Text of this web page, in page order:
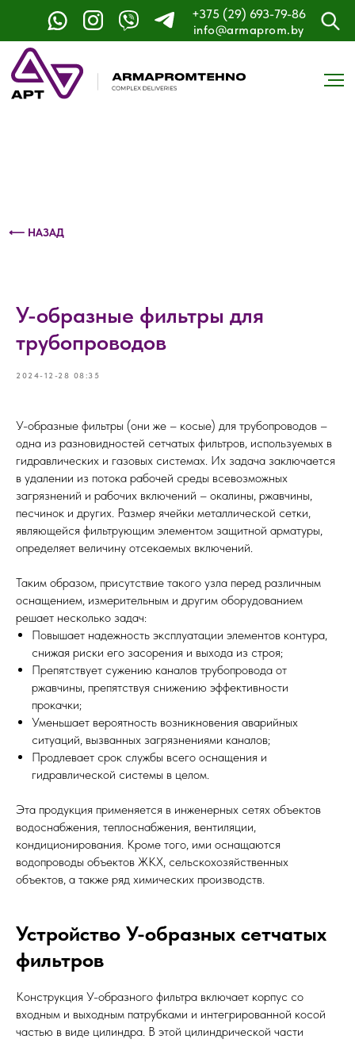
+375 (29) 693-79-86
info@armaprom.by
Контактный телефон: +375 (29) 693-79-86
⟵ НАЗАД
У-образные фильтры для
трубопроводов
2024-12-28 08:35
У-образные фильтры (они же – косые) для трубопроводов –
одна из разновидностей сетчатых фильтров, используемых в
гидравлических и газовых системах. Их задача заключается
в удалении из потока рабочей среды всевозможных
загрязнений и рабочих включений – окалины, ржавчины,
песчинок и других. Размер ячейки металлической сетки,
являющейся фильтрующим элементом защитной арматуры,
определяет величину отсекаемых включений.
Таким образом, присутствие такого узла перед различным
оснащением, измерительным и другим оборудованием
решает несколько задач:
Повышает надежность эксплуатации элементов контура,
снижая риски его засорения и выхода из строя;
Препятствует сужению каналов трубопровода от
ржавчины, препятствуя снижению эффективности
прокачки;
Уменьшает вероятность возникновения аварийных
ситуаций, вызванных загрязнениями каналов;
Продлевает срок службы всего оснащения и
гидравлической системы в целом.
Эта продукция применяется в инженерных сетях объектов
водоснабжения, теплоснабжения, вентиляции,
кондиционирования. Кроме того, ими оснащаются
водопроводы объектов ЖКХ, сельскохозяйственных
объектов, а также ряд химических производств.
Устройство У-образных сетчатых
фильтров
Конструкция У-образного фильтра включает корпус со
входным и выходным патрубками и интегрированной косой
частью в виде цилиндра. В этой цилиндрической части